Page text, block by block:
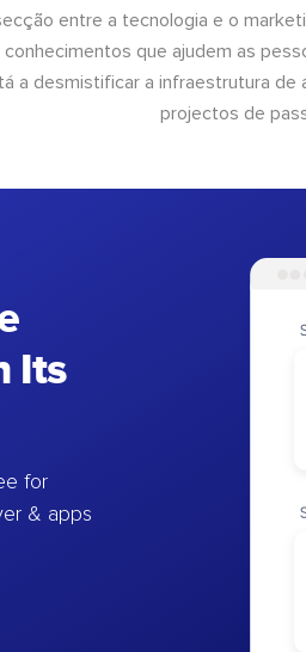
entre a tecnologia e o
que ajudem as
a desmistificar a infraestrutura de
projectos de
Its
for
& apps